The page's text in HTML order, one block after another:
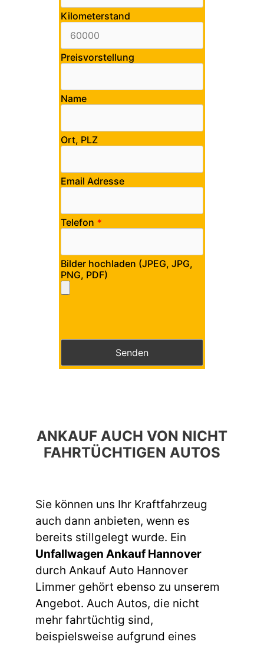
Kilometerstand
Preisvorstellung
Name
Ort, PLZ
Email Adresse
Telefon *
Bilder hochladen (JPEG, JPG,
PNG, PDF)
Bitte lasse dieses Feld leer.
ANKAUF AUCH VON NICHT
FAHRTÜCHTIGEN AUTOS
Sie können uns Ihr Kraftfahrzeug
auch dann anbieten, wenn es
bereits stillgelegt wurde. Ein
Unfallwagen Ankauf Hannover
durch Ankauf Auto Hannover
Limmer gehört ebenso zu unserem
Angebot. Auch Autos, die nicht
mehr fahrtüchtig sind,
beispielsweise aufgrund eines